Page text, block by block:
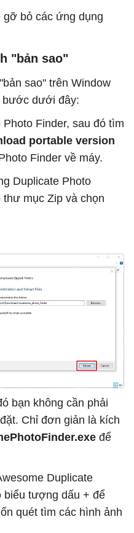
bỏ các ứng dụng
"bản sao"
sao" trên Window
bước dưới đây:
Finder, sau đó tìm
portable version
Finder về máy.
Duplicate Photo
mục Zip và chọn
bạn không cần phải
Chỉ đơn giản là kích
để
Duplicate
biểu tượng dấu + để
quét tìm các hình ảnh